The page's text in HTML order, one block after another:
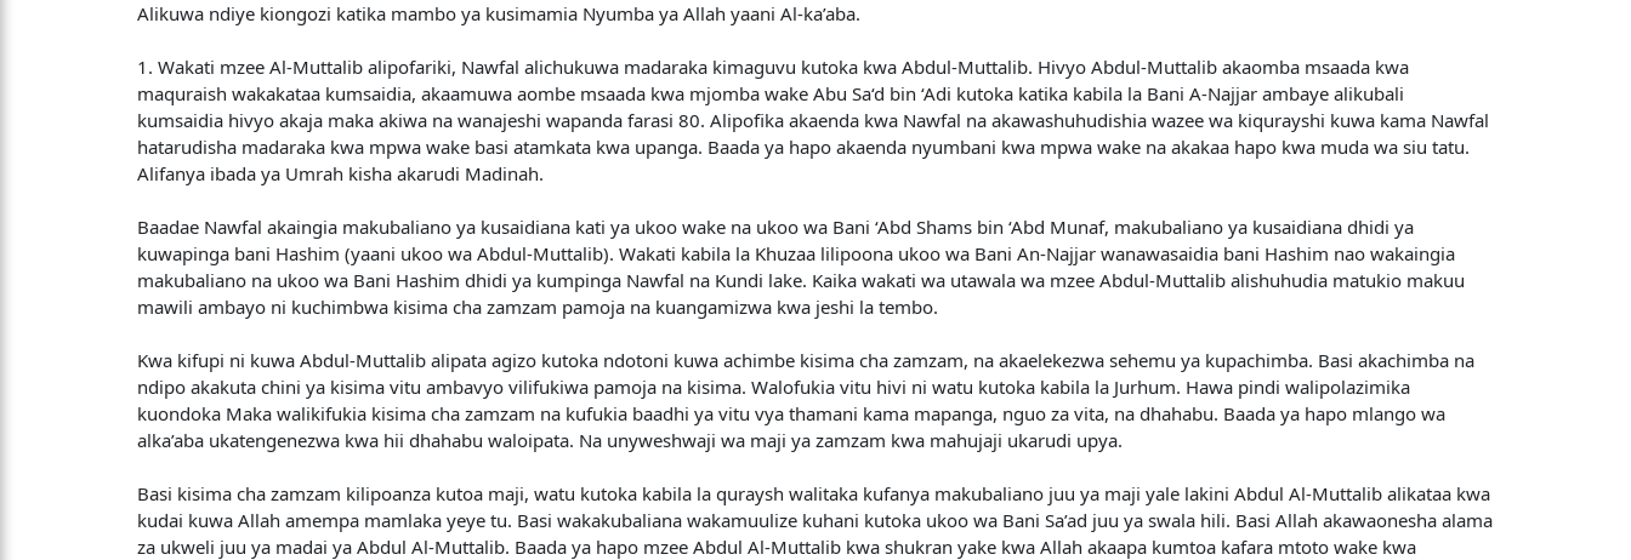
Alikuwa ndiye kiongozi katika mambo ya kusimamia Nyumba ya Allah yaani Al-ka’aba.
1. Wakati mzee Al-Muttalib alipofariki, Nawfal alichukuwa madaraka kimaguvu kutoka kwa Abdul-Muttalib. Hivyo Abdul-Muttalib akaomba msaada kwa
maquraish wakakataa kumsaidia, akaamuwa aombe msaada kwa mjomba wake Abu Sa‘d bin ‘Adi kutoka katika kabila la Bani A-Najjar ambaye alikubali
kumsaidia hivyo akaja maka akiwa na wanajeshi wapanda farasi 80. Alipofika akaenda kwa Nawfal na akawashuhudishia wazee wa kiqurayshi kuwa kama Nawfal
hatarudisha madaraka kwa mpwa wake basi atamkata kwa upanga. Baada ya hapo akaenda nyumbani kwa mpwa wake na akakaa hapo kwa muda wa siu tatu.
Alifanya ibada ya Umrah kisha akarudi Madinah.
Baadae Nawfal akaingia makubaliano ya kusaidiana kati ya ukoo wake na ukoo wa Bani ‘Abd Shams bin ‘Abd Munaf, makubaliano ya kusaidiana dhidi ya
kuwapinga bani Hashim (yaani ukoo wa Abdul-Muttalib). Wakati kabila la Khuzaa lilipoona ukoo wa Bani An-Najjar wanawasaidia bani Hashim nao wakaingia
makubaliano na ukoo wa Bani Hashim dhidi ya kumpinga Nawfal na Kundi lake. Kaika wakati wa utawala wa mzee Abdul-Muttalib alishuhudia matukio makuu
mawili ambayo ni kuchimbwa kisima cha zamzam pamoja na kuangamizwa kwa jeshi la tembo.
Kwa kifupi ni kuwa Abdul-Muttalib alipata agizo kutoka ndotoni kuwa achimbe kisima cha zamzam, na akaelekezwa sehemu ya kupachimba. Basi akachimba na
ndipo akakuta chini ya kisima vitu ambavyo vilifukiwa pamoja na kisima. Walofukia vitu hivi ni watu kutoka kabila la Jurhum. Hawa pindi walipolazimika
kuondoka Maka walikifukia kisima cha zamzam na kufukia baadhi ya vitu vya thamani kama mapanga, nguo za vita, na dhahabu. Baada ya hapo mlango wa
alka’aba ukatengenezwa kwa hii dhahabu waloipata. Na unyweshwaji wa maji ya zamzam kwa mahujaji ukarudi upya.
Basi kisima cha zamzam kilipoanza kutoa maji, watu kutoka kabila la quraysh walitaka kufanya makubaliano juu ya maji yale lakini Abdul Al-Muttalib alikataa kwa
kudai kuwa Allah amempa mamlaka yeye tu. Basi wakakubaliana wakamuulize kuhani kutoka ukoo wa Bani Sa’ad juu ya swala hili. Basi Allah akawaonesha alama
za ukweli juu ya madai ya Abdul Al-Muttalib. Baada ya hapo mzee Abdul Al-Muttalib kwa shukran yake kwa Allah akaapa kumtoa kafara mtoto wake kwa